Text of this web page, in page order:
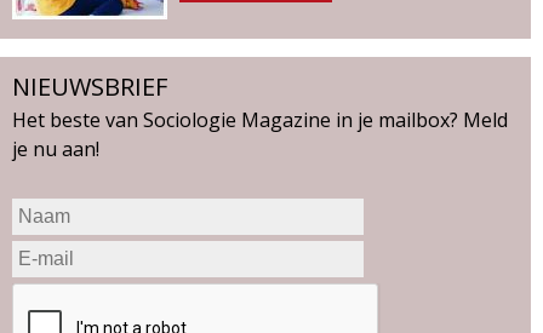
NIEUWSBRIEF
Het beste van Sociologie Magazine in je mailbox? Meld
je nu aan!